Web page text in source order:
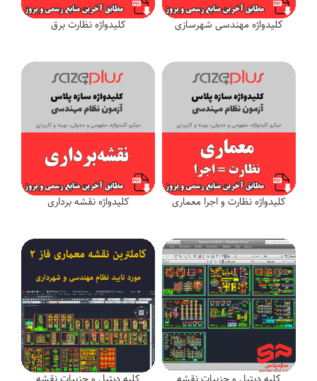
کلیدواژه مهندسی شهرسازی کلیدواژه نظارت برق
کلیدواژه نظارت و اجرا معماری کلیدواژه نقشه برداری